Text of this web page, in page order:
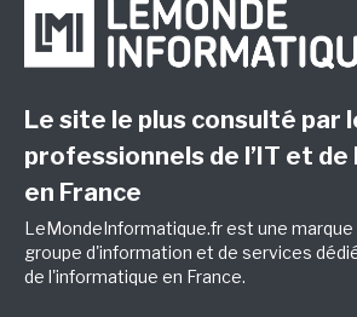
Le site le plus consulté par
professionnels de l’IT et de
en France
LeMondeInformatique.fr est une marque
groupe d'information et de services
de l'informatique en France.